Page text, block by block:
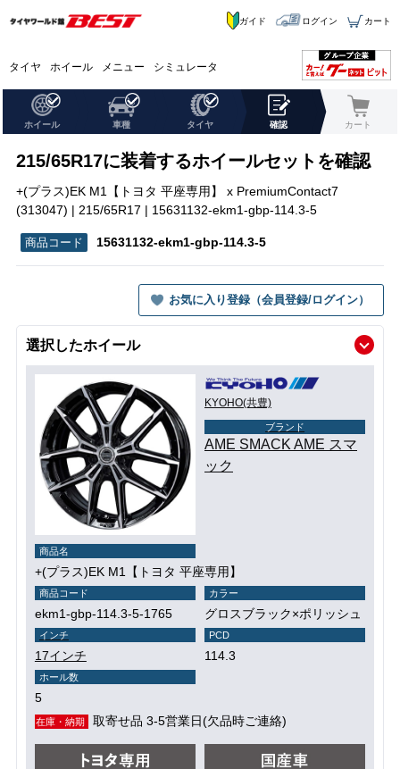
タイヤ ホイール メニュー シミュレータ
ガイド ログイン カート
ホイール 車種 タイヤ 確認 カート
215/65R17に装着するホイールセットを確認
+(プラス)EK M1【トヨタ 平座専用】 x PremiumContact7
(313047) | 215/65R17 | 15631132-ekm1-gbp-114.3-5
15631132-ekm1-gbp-114.3-5
お気に入り登録（会員登録/ログイン）
選択したホイール
KYOHO(共豊)
ブランド
AME SMACK AME スマ
ック
商品名
+(プラス)EK M1【トヨタ 平座専用】
商品コード
ekm1-gbp-114.3-5-1765
カラー
グロスブラック×ポリッシュ
インチ
17インチ
PCD
114.3
ホール数
5
在庫・納期 取寄せ品 3-5営業日(欠品時ご連絡)